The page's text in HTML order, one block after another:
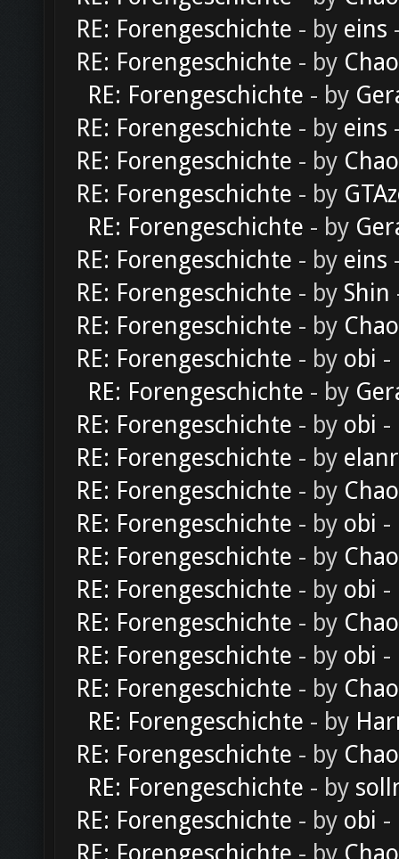
RE: Forengeschichte - by eins
RE: Forengeschichte - by
RE: Forengeschichte - by
RE: Forengeschichte - by eins
RE: Forengeschichte - by
RE: Forengeschichte - by
RE: Forengeschichte - by
RE: Forengeschichte - by eins
RE: Forengeschichte - by Shin
RE: Forengeschichte - by
RE: Forengeschichte - by obi -
RE: Forengeschichte - by
RE: Forengeschichte - by obi -
RE: Forengeschichte - by
RE: Forengeschichte - by
RE: Forengeschichte - by obi -
RE: Forengeschichte - by
RE: Forengeschichte - by obi -
RE: Forengeschichte - by
RE: Forengeschichte - by obi -
RE: Forengeschichte - by
RE: Forengeschichte - by
RE: Forengeschichte - by
RE: Forengeschichte - by
RE: Forengeschichte - by obi -